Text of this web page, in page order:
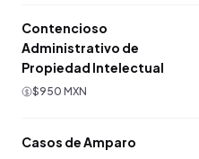
Contencioso
Administrativo de
Propiedad Intelectual
$950 MXN
Casos de Amparo